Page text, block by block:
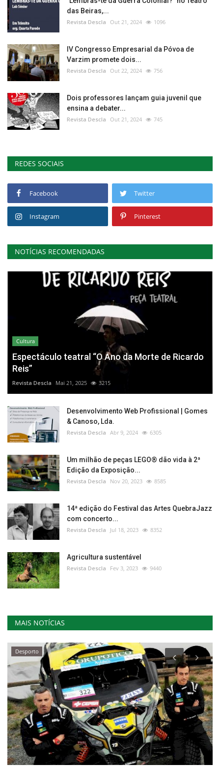
das Beiras,...
Revista Descla Out 21, 2024 1096
IV Congresso Empresarial da Póvoa de
Varzim promete dois...
Revista Descla Out 22, 2024 756
Dois professores lançam guia juvenil que
ensina a debater...
Revista Descla Out 21, 2024 745
REDES SOCIAIS
Facebook Twitter
Instagram Pinterest
NOTÍCIAS RECOMENDADAS
Cultura
Espectáculo teatral “O Ano da Morte de Ricardo
Reis”
Revista Descla Mai 21, 2025 3215
Desenvolvimento Web Profissional | Gomes
& Canoso, Lda.
Revista Descla Abr 9, 2024 6305
Um milhão de peças LEGO® dão vida à 2ª
Edição da Exposição...
Revista Descla Nov 20, 2023 8585
14ª edição do Festival das Artes QuebraJazz
com concerto...
Revista Descla Jul 18, 2023 8352
Agricultura sustentável
Revista Descla Fev 3, 2023 9440
MAIS NOTÍCIAS
Desporto